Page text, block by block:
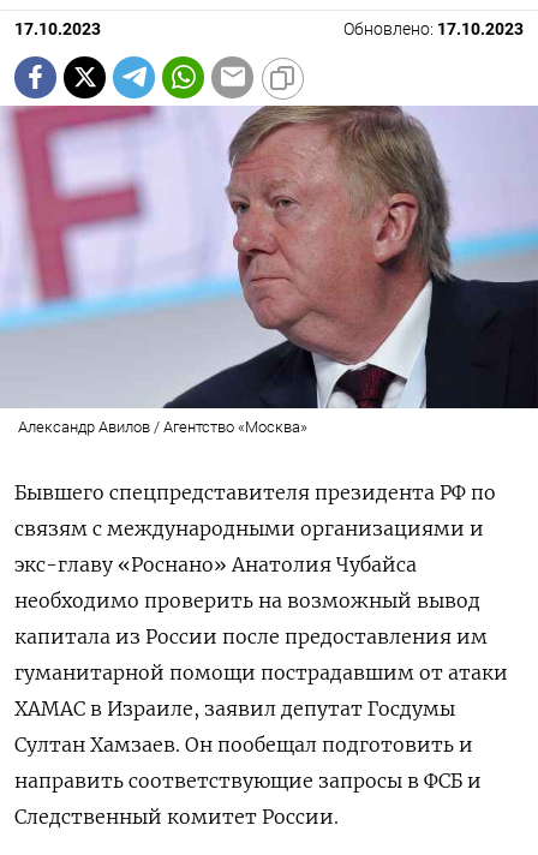
17.10.2023 Обновлено: 17.10.2023
Александр Авилов / Агентство «Москва»
Бывшего спецпредставителя президента РФ по
связям с международными организациями и
экс-главу «Роснано» Анатолия Чубайса
необходимо проверить на возможный вывод
капитала из России после предоставления им
гуманитарной помощи пострадавшим от атаки
ХАМАС в Израиле, заявил депутат Госдумы
Султан Хамзаев. Он пообещал подготовить и
направить соответствующие запросы в ФСБ и
Следственный комитет России.